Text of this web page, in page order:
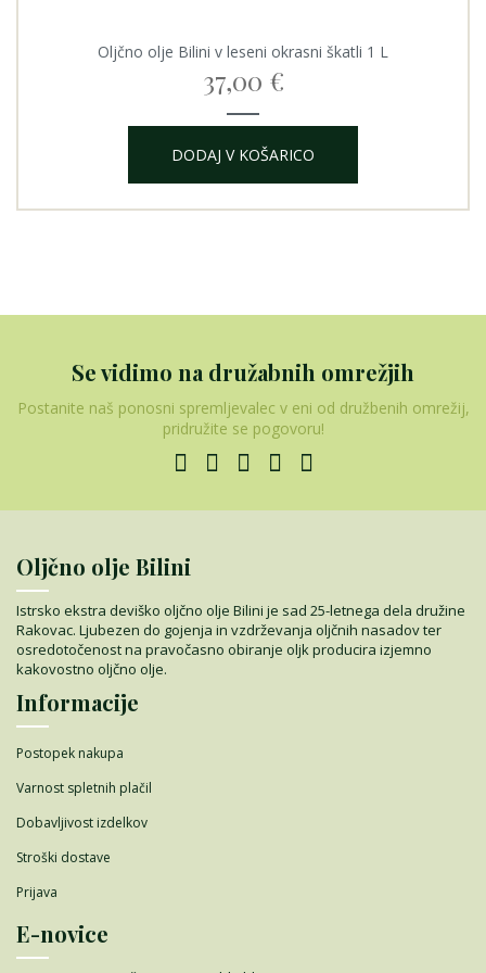
Oljčno olje Bilini v leseni okrasni škatli 1 L
37,00 €
DODAJ V KOŠARICO
Se vidimo na družabnih omrežjih
Postanite naš ponosni spremljevalec v eni od družbenih omrežij,
pridružite se pogovoru!
Oljčno olje Bilini
Istrsko ekstra deviško oljčno olje Bilini je sad 25-letnega dela družine
Rakovac. Ljubezen do gojenja in vzdrževanja oljčnih nasadov ter
osredotočenost na pravočasno obiranje oljk producira izjemno
kakovostno oljčno olje.
Informacije
Postopek nakupa
Varnost spletnih plačil
Dobavljivost izdelkov
Stroški dostave
Prijava
E-novice